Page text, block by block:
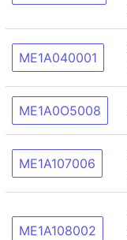
ME1A040001
ME1A0O5008
ME1A107006
ME1A108002